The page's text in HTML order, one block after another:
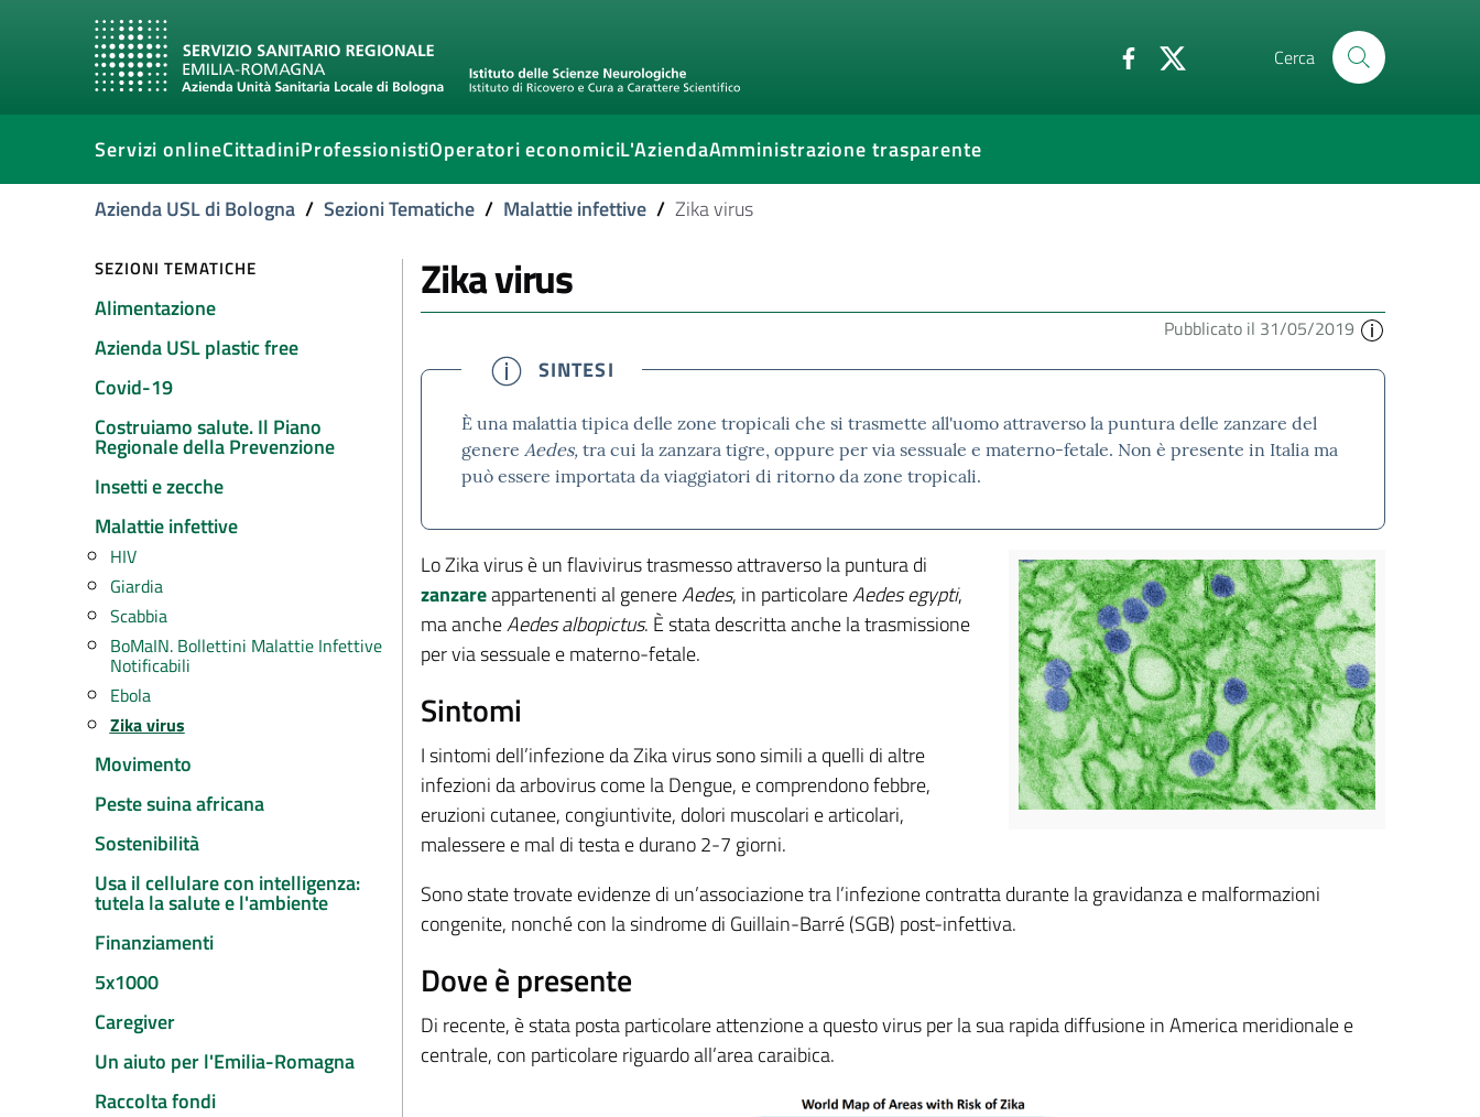
Cerca
Servizi onlineCittadiniProfessionistiOperatori economiciL'AziendaAmministrazione trasparente
Azienda USL di Bologna / Sezioni Tematiche / Malattie infettive / Zika virus
SEZIONI TEMATICHE
Alimentazione
Azienda USL plastic free
Covid-19
Costruiamo salute. Il Piano
Regionale della Prevenzione
Insetti e zecche
Malattie infettive
HIV
Giardia
Scabbia
BoMaIN. Bollettini Malattie Infettive
Notificabili
Ebola
Zika virus
Movimento
Peste suina africana
Sostenibilità
Usa il cellulare con intelligenza:
tutela la salute e l'ambiente
Finanziamenti
5x1000
Caregiver
Un aiuto per l'Emilia-Romagna
Raccolta fondi
Zika virus
Pubblicato il 31/05/2019
SINTESI
È una malattia tipica delle zone tropicali che si trasmette all'uomo attraverso la puntura delle zanzare del
genere Aedes, tra cui la zanzara tigre, oppure per via sessuale e materno-fetale. Non è presente in Italia ma
può essere importata da viaggiatori di ritorno da zone tropicali.
Lo Zika virus è un flavivirus trasmesso attraverso la puntura di
zanzareappartenenti al genereAedes, in particolareAedes egypti,
ma ancheAedes albopictus. È stata descritta anche la trasmissione
per via sessuale e materno-fetale.
Sintomi
I sintomi dell’infezione da Zika virus sono simili a quelli di altre
infezioni da arbovirus come la Dengue, e comprendono febbre,
eruzioni cutanee, congiuntivite, dolori muscolari e articolari,
malessere e mal di testa e durano 2-7 giorni.
Sono state trovate evidenze di un’associazione tra l’infezione contratta durante la gravidanza e malformazioni
congenite, nonché con la sindrome di Guillain-Barré (SGB) post-infettiva.
Dove è presente
Di recente, è stata posta particolare attenzione a questo virus per la sua rapida diffusione in America meridionale e
centrale, con particolare riguardo all’area caraibica.